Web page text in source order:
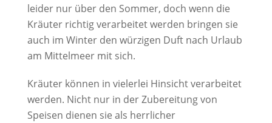
leider nur über den Sommer, doch wenn die
Kräuter richtig verarbeitet werden bringen sie
auch im Winter den würzigen Duft nach Urlaub
am Mittelmeer mit sich.
Kräuter können in vielerlei Hinsicht verarbeitet
werden. Nicht nur in der Zubereitung von
Speisen dienen sie als herrlicher